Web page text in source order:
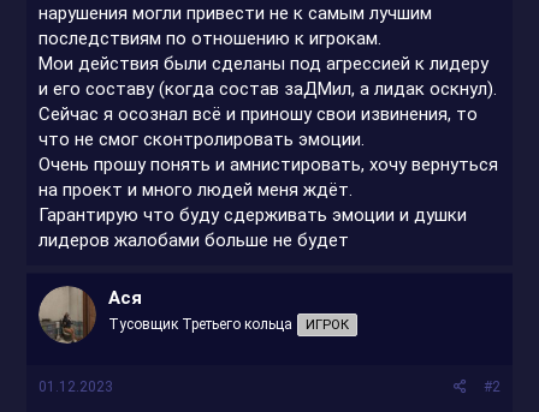
нарушения могли привести не к самым лучшим
последствиям по отношению к игрокам.
Мои действия были сделаны под агрессией к лидеру
и его составу (когда состав заДМил, а лидак оскнул).
Сейчас я осознал всё и приношу свои извинения, то
что не смог сконтролировать эмоции.
Очень прошу понять и амнистировать, хочу вернуться
на проект и много людей меня ждёт.
Гарантирую что буду сдерживать эмоции и душки
лидеров жалобами больше не будет
Ася
Тусовщик Третьего кольца ИГРОК
01.12.2023 #2